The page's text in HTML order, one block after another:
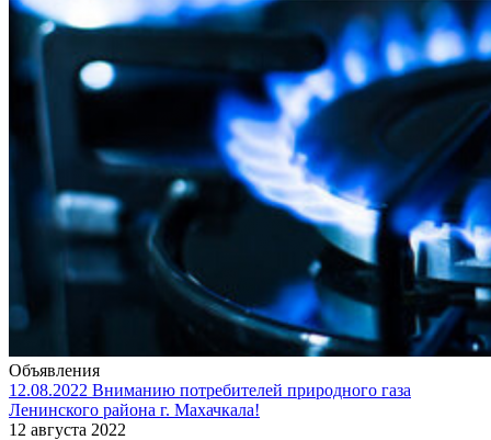
Объявления
12.08.2022 Вниманию потребителей природного газа
Ленинского района г. Махачкала!
12 августа 2022